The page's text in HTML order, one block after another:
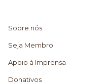
Sobre nós
Seja Membro
Apoio à Imprensa
Donativos